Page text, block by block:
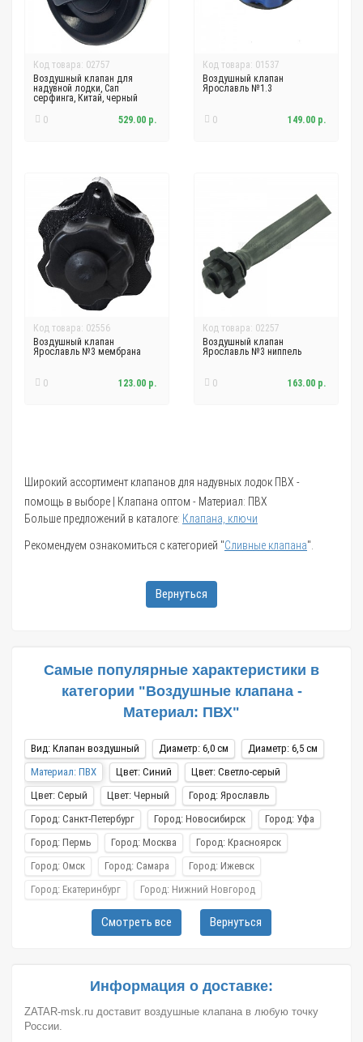
Код товара: 02757
Воздушный клапан для
надувной лодки, Сап
серфинга, Китай, черный
0
529.00 р.
Код товара: 01537
Воздушный клапан
Ярославль №1.3
0 149.00 р.
Код товара: 02556
Воздушный клапан
Ярославль №3 мембрана
0 123.00 р.
Код товара: 02257
Воздушный клапан
Ярославль №3 ниппель
0 163.00 р.
Широкий ассортимент клапанов для надувных лодок ПВХ -
помощь в выборе | Клапана оптом - Материал: ПВХ
Больше предложений в каталоге: Клапана, ключи
Рекомендуем ознакомиться с категорией "Сливные клапана".
Вернуться
Самые популярные характеристики в
категории "Воздушные клапана -
Материал: ПВХ"
Вид: Клапан воздушный Диаметр: 6,0 см
Диаметр: 6,5 см
Материал: ПВХ
Цвет: Синий
Цвет: Светло-серый
Цвет: Серый
Цвет: Черный
Город: Ярославль
Город: Санкт-Петербург
Город: Новосибирск
Город: Уфа
Город: Пермь
Город: Москва
Город: Красноярск
Город: Омск
Город: Самара
Город: Ижевск
Город: Екатеринбург
Город: Нижний Новгород
Город: Воронеж
Город: Волгоград
Город: Ростов-на-Дону
Город: Саратов
Город: Краснодар
Город: Иркутск
Город: Казань
Смотреть все Вернуться
Информация о доставке:
ZATAR-msk.ru доставит воздушные клапана в любую точку
России.